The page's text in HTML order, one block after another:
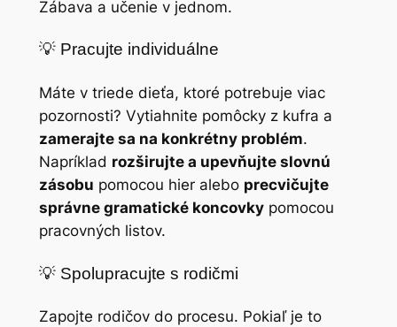
Zábava a učenie v jednom.
💡 Pracujte individuálne
Máte v triede dieťa, ktoré potrebuje viac
pozornosti? Vytiahnite pomôcky z kufra a
zamerajte sa na konkrétny problém.
Napríklad rozširujte a upevňujte slovnú
zásobu pomocou hier alebo precvičujte
správne gramatické koncovkypomocou
pracovných listov.
💡 Spolupracujte s rodičmi
Zapojte rodičov do procesu. Pokiaľ je to